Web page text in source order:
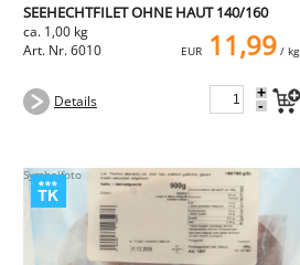
SEEHECHTFILET OHNE HAUT 140/160
ca. 1,00 kg
Art. Nr. 6010
EUR 11,99/ kg
Details +
-